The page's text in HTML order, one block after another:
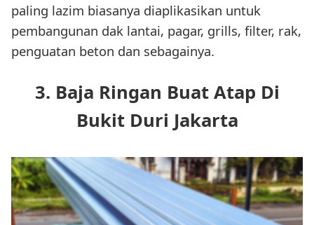
paling lazim biasanya diaplikasikan untuk
pembangunan dak lantai, pagar, grills, filter, rak,
penguatan beton dan sebagainya.
3. Baja Ringan Buat Atap Di
Bukit Duri Jakarta